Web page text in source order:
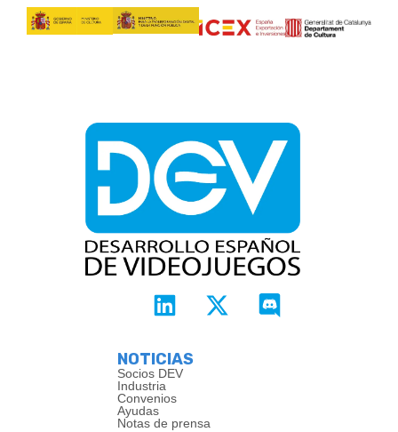
NOTICIAS
Socios DEV
Industria
Convenios
Ayudas
Notas de prensa